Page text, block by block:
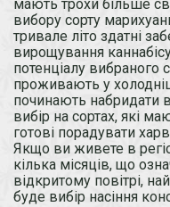
мають трохи більше
вибору сорту
тривале літо здатні
вирощування
потенціалу
проживають у
починають набридати
вибір на сортах, які
готові порадувати
Якщо ви живете в
кілька місяців, що
відкритому повітрі,
буде вибір насіння